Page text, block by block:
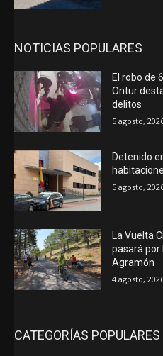
NOTICIAS POPULARES
El robo de
Ontur
delitos
5 agosto,
Detenido
5 agosto,
La Vuelta
pasará por
Agramón
4 agosto,
CATEGORÍAS POPULARES